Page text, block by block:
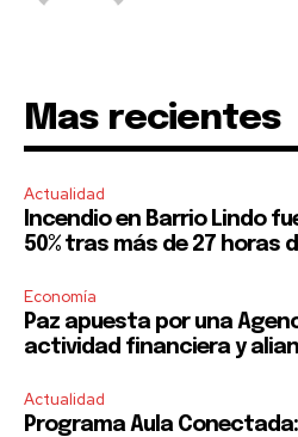
Mas recientes
Actualidad
Incendio en Barrio Lindo
50% tras más de 27 horas
Economía
Paz apuesta por una
actividad financiera y
Actualidad
Programa Aula